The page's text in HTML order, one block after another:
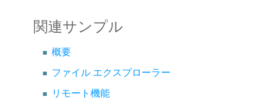
関連サンプル
概要
ファイル エクスプローラー
リモート機能